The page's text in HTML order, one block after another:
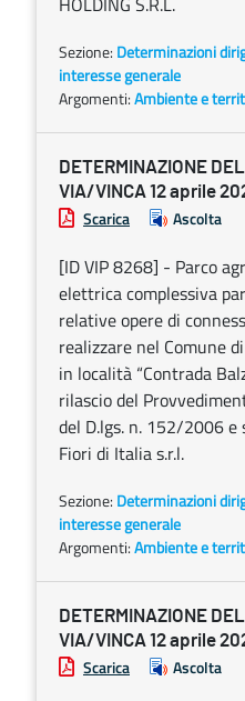
Sezione: Determinazioni
interesse generale
Argomenti:Ambiente e
DETERMINAZIONE
VIA/VINCA 12 aprile
Scarica Ascolta
[ID VIP 8268] - Parco
elettrica complessiva
relative opere di
realizzare nel Comune
in località “Contrada
rilascio del
del D.lgs. n. 152/2006 e
Fiori di Italia s.r.l.
Sezione: Determinazioni
interesse generale
Argomenti:Ambiente e
DETERMINAZIONE
VIA/VINCA 12 aprile
Scarica Ascolta